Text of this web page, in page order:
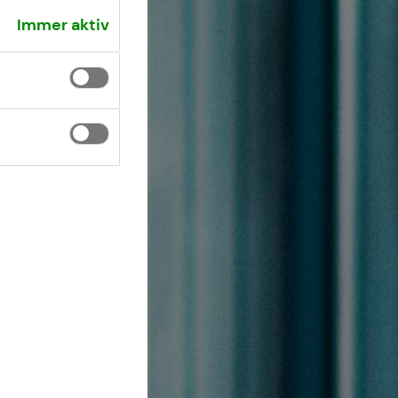
Immer aktiv